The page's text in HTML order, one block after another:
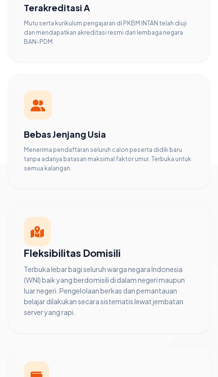
Terakreditasi A
Mutu serta kurikulum pengajaran di PKBM INTAN telah diuji
dan mendapatkan akreditasi resmi dari lembaga negara
BAN-PDM.
Bebas Jenjang Usia
Menerima pendaftaran seluruh calon peserta didik baru
tanpa adanya batasan maksimal faktor umur. Terbuka untuk
semua kalangan.
Fleksibilitas Domisili
Terbuka lebar bagi seluruh warga negara Indonesia
(WNI) baik yang berdomisili di dalam negeri maupun
luar negeri. Pengelolaan berkas dan pemantauan
belajar dilakukan secara sistematis lewat jembatan
server yang rapi.